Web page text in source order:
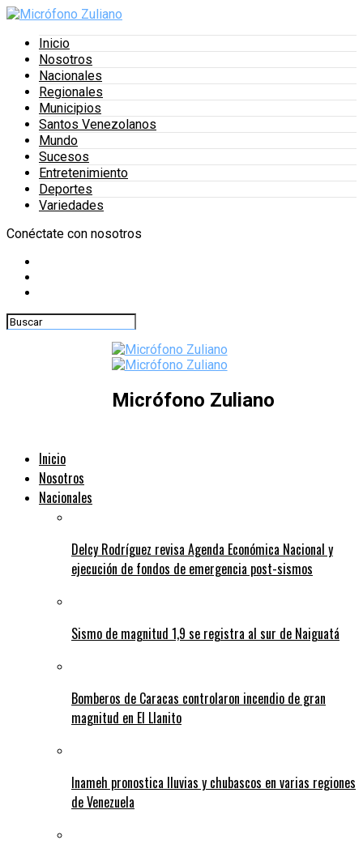
Inicio
Nosotros
Nacionales
Regionales
Municipios
Santos Venezolanos
Mundo
Sucesos
Entretenimiento
Deportes
Variedades
Conéctate con nosotros
Micrófono Zuliano
Inicio
Nosotros
Nacionales
Delcy Rodríguez revisa Agenda Económica Nacional y
ejecución de fondos de emergencia post-sismos
Sismo de magnitud 1,9 se registra al sur de Naiguatá
Bomberos de Caracas controlaron incendio de gran
magnitud en El Llanito
Inameh pronostica lluvias y chubascos en varias regiones
de Venezuela